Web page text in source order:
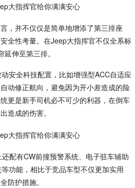
，并不仅仅是简单地增添了第三排座
全性考量。在Jeep大指挥官不仅全系标
伸至第三排。
安全科技配置，比如增强型ACC自适应
动修正航向，避免因为开小差造成的险
更是新手司机必不可少的利器，在倒车
造成的伤害。
配有CW前撞预警系统、电子驻车辅助
功能，相比于竞品车型不仅更加实用
防护措施。